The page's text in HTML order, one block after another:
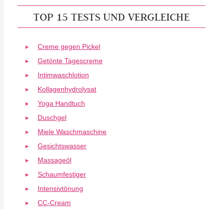
TOP 15 TESTS UND VERGLEICHE
Creme gegen Pickel
Getönte Tagescreme
Intimwaschlotion
Kollagenhydrolysat
Yoga Handtuch
Duschgel
Miele Waschmaschine
Gesichtswasser
Massageöl
Schaumfestiger
Intensivtönung
CC-Cream